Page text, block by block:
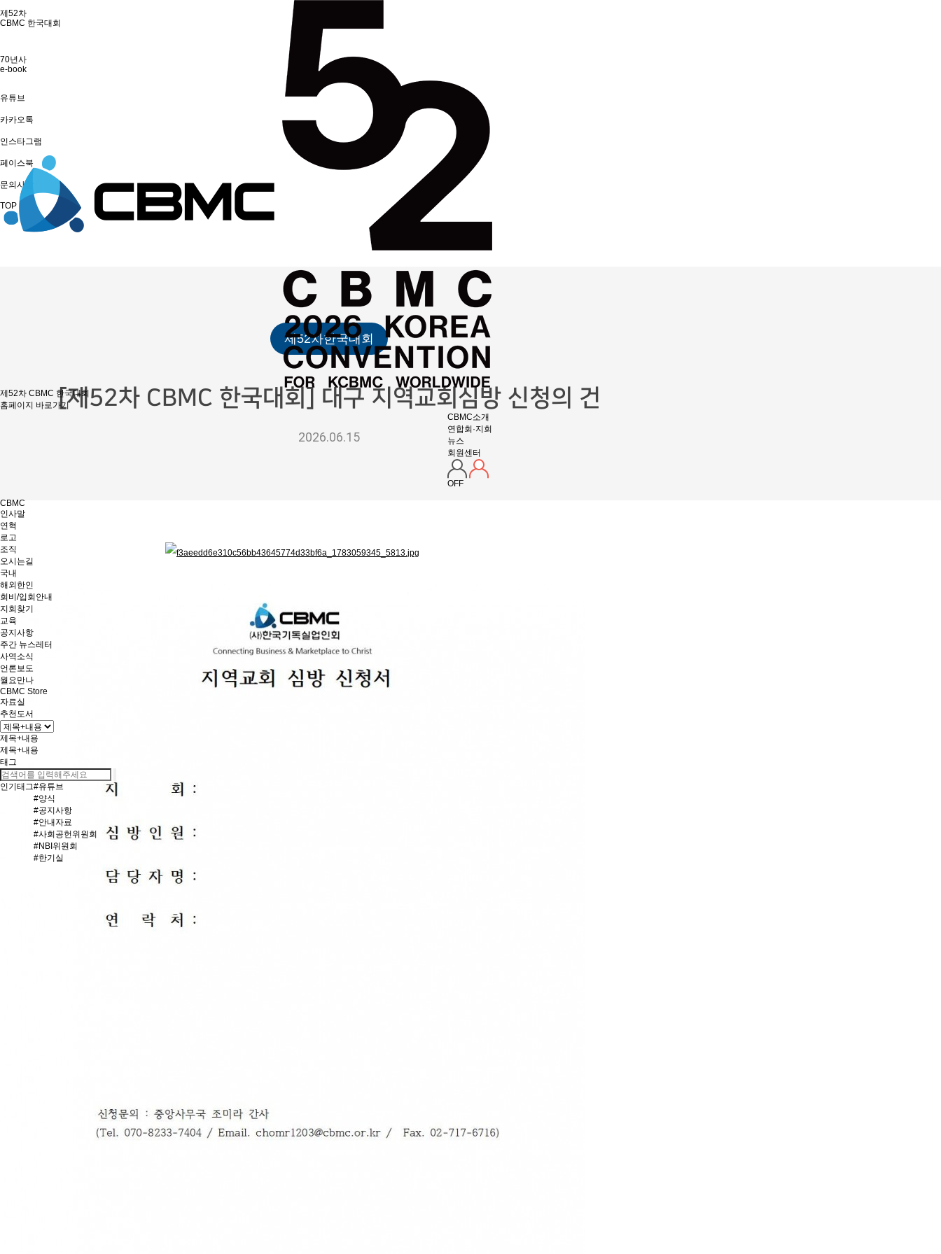
제52차 CBMC 한국대회
홈페이지 바로가기
CBMC소개
연합회·지회
뉴스
회원센터
OFF
CBMC
인사말
연혁
로고
조직
오시는길
국내
해외한인
회비/입회안내
지회찾기
교육
공지사항
주간 뉴스레터
사역소식
언론보도
월요만나
CBMC Store
자료실
추천도서
제목+내용
제목+내용
태그
인기태그#유튜브
#양식
#공지사항
#안내자료
#사회공헌위원회
#NBI위원회
#한기실
제52차
CBMC 한국대회
70년사
e-book
유튜브
카카오톡
인스타그램
페이스북
문의사항
TOP
제52차한국대회
[제52차 CBMC 한국대회] 대구 지역교회심방 신청의 건
2026.06.15